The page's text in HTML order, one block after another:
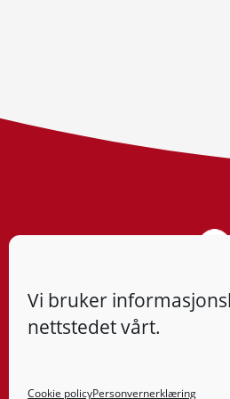
Vi bruker
nettstedet vårt.
Cookie policyPersonvernerklæring